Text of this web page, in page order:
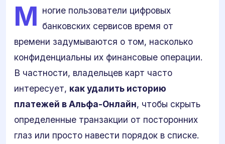
М ногие пользователи цифровых
банковских сервисов время от
времени задумываются о том, насколько
конфиденциальны их финансовые операции.
В частности, владельцев карт часто
интересует, как удалить историю
платежей в Альфа-Онлайн, чтобы скрыть
определенные транзакции от посторонних
глаз или просто навести порядок в списке.